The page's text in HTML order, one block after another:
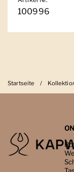
100996
Startseite /